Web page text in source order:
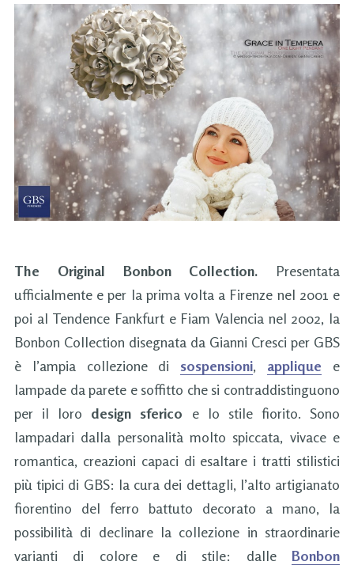
The Original Bonbon Collection. Presentata
ufficialmente e per la prima volta a Firenze nel 2001 e
poi al Tendence Fankfurt e Fiam Valencia nel 2002, la
Bonbon Collection disegnata da Gianni Cresci per GBS
è l’ampia collezione di sospensioni, applique e
lampade da parete e soffitto che si contraddistinguono
per il loro design sferico e lo stile fiorito. Sono
lampadari dalla personalità molto spiccata, vivace e
romantica, creazioni capaci di esaltare i tratti stilistici
più tipici di GBS: la cura dei dettagli, l’alto artigianato
fiorentino del ferro battuto decorato a mano, la
possibilità di declinare la collezione in straordinarie
varianti di colore e di stile: dalle Bonbon